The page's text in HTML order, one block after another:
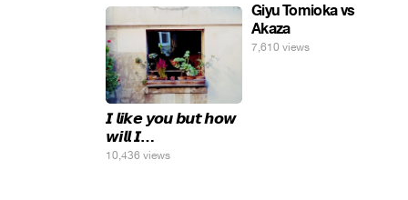
Giyu Tomioka vs
Akaza
7,610 views
𝙄 𝙡𝙞𝙠𝙚 𝙮𝙤𝙪 𝙗𝙪𝙩 𝙝𝙤𝙬
𝙬𝙞𝙡𝙡 𝙄…
10,436 views